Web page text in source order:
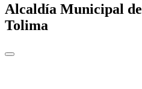
Alcaldía Municipal de
Tolima